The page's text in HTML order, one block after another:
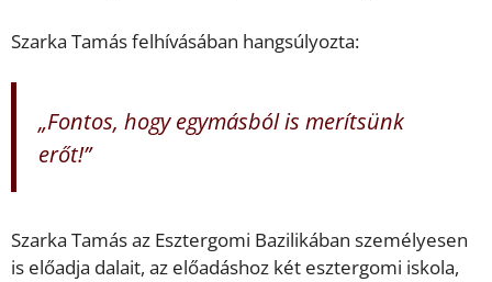
Szarka Tamás felhívásában hangsúlyozta:
„Fontos, hogy egymásból is merítsünk
erőt!”
Szarka Tamás az Esztergomi Bazilikában személyesen
is előadja dalait, az előadáshoz két esztergomi iskola,